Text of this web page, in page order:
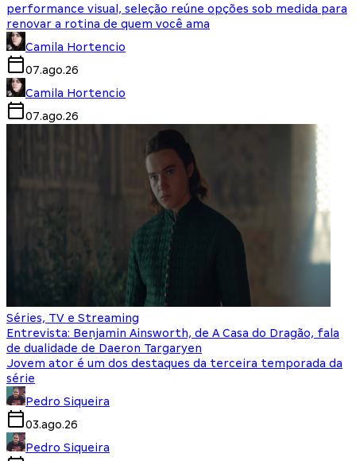
performance visual, seleção reúne opções sob medida para
renovar a rotina de quem você ama
Camila Hortencio
07.ago.26
Camila Hortencio
07.ago.26
Séries, TV e Streaming
Entrevista: Benjamin Ainsworth, de A Casa do Dragão, fala
de dualidade de Daeron Targaryen
Jovem ator é um dos destaques da terceira temporada da
série
Pedro Siqueira
03.ago.26
Pedro Siqueira